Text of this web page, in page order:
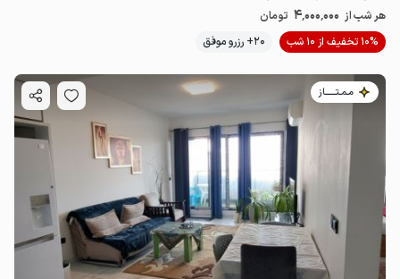
هر شب از 4٬000٬000 تومان
10% تخفیف از 10 شب
20+ رزرو موفق
مـمـتــــــاز